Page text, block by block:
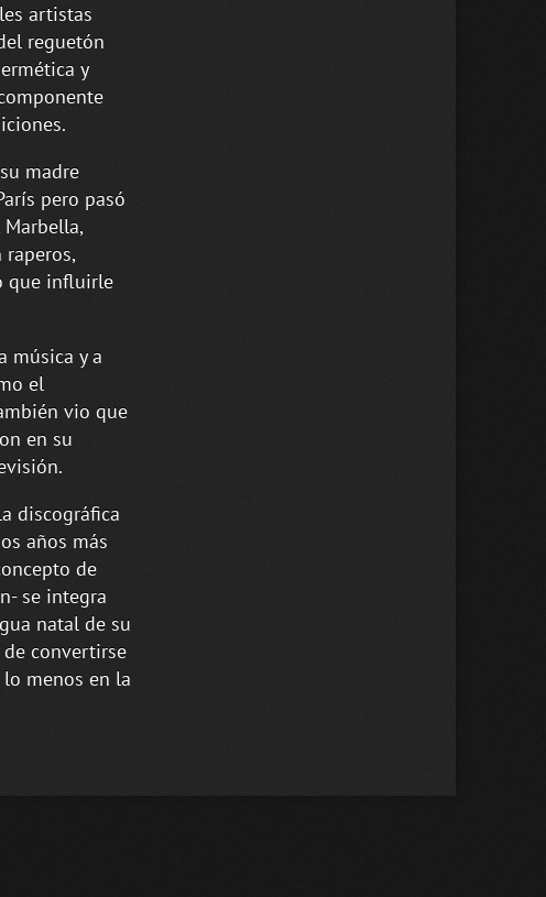
artistas
reguetón
y
madre
pero pasó
raperos,
que influirle
música y a
el
vio que
en su
discográfica
años más
de
se integra
natal de su
de convertirse
menos en la